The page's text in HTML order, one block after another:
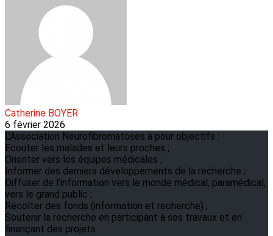
Catherine BOYER
6 février 2026
L'Association Neurofibromatoses a pour objectifs :
Ecouter les malades et leurs proches ;
Orienter vers les équipes médicales ;
Informer des derniers développements de la recherche ;
Diffuser de l’information vers le monde médical, paramédical,
vers le grand public ;
Récolter des fonds (information et recherche) ;
Soutenir la recherche en participant à ses travaux et en
finançant des projets.